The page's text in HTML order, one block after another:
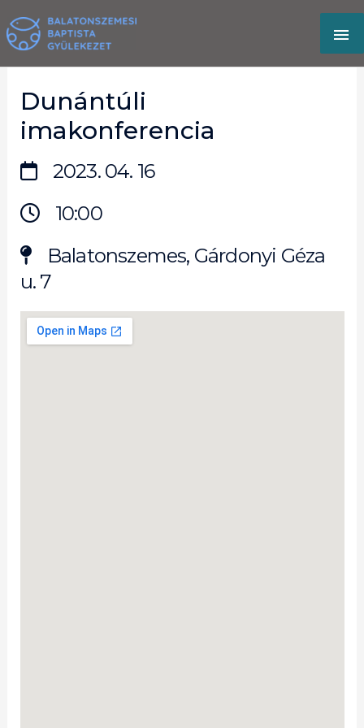
to
content
Dunántúli
imakonferencia
2023. 04. 16
10:00
Balatonszemes, Gárdonyi Géza
u. 7